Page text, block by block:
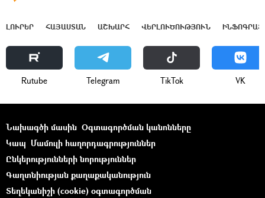
ԼՈՒՐԵՐ ՀԱՅԱՍՏԱՆ ԱՇԽԱՐՀ ՎԵՐԼՈՒԾՈՒԹՅՈՒՆ
Rutube Telegram ТikТоk VK
Նախագծի մասին Օգտագործման կանոնները
Կապ Մամուլի հաղորդագրություններ
Ընկերությունների նորություններ
Գաղտնիության քաղաքականություն
Տեղեկանիշի (cookie) օգտագործման